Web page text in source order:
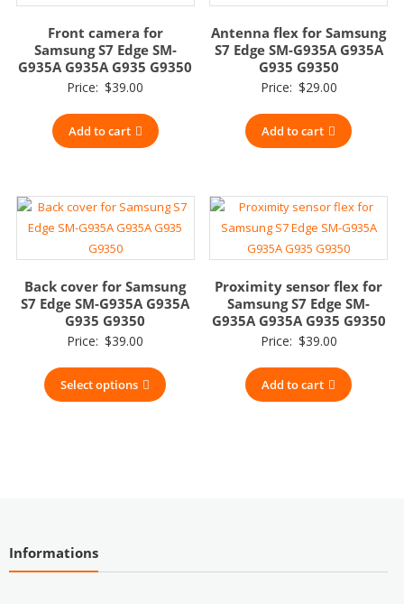
Front camera for
Samsung S7 Edge SM-
G935A G935A G935 G9350
Price: $39.00
Add to cart
Antenna flex for Samsung
S7 Edge SM-G935A G935A
G935 G9350
Price: $29.00
Add to cart
Back cover for Samsung
S7 Edge SM-G935A G935A
G935 G9350
Price: $39.00
Select options
Proximity sensor flex for
Samsung S7 Edge SM-
G935A G935A G935 G9350
Price: $39.00
Add to cart
Informations